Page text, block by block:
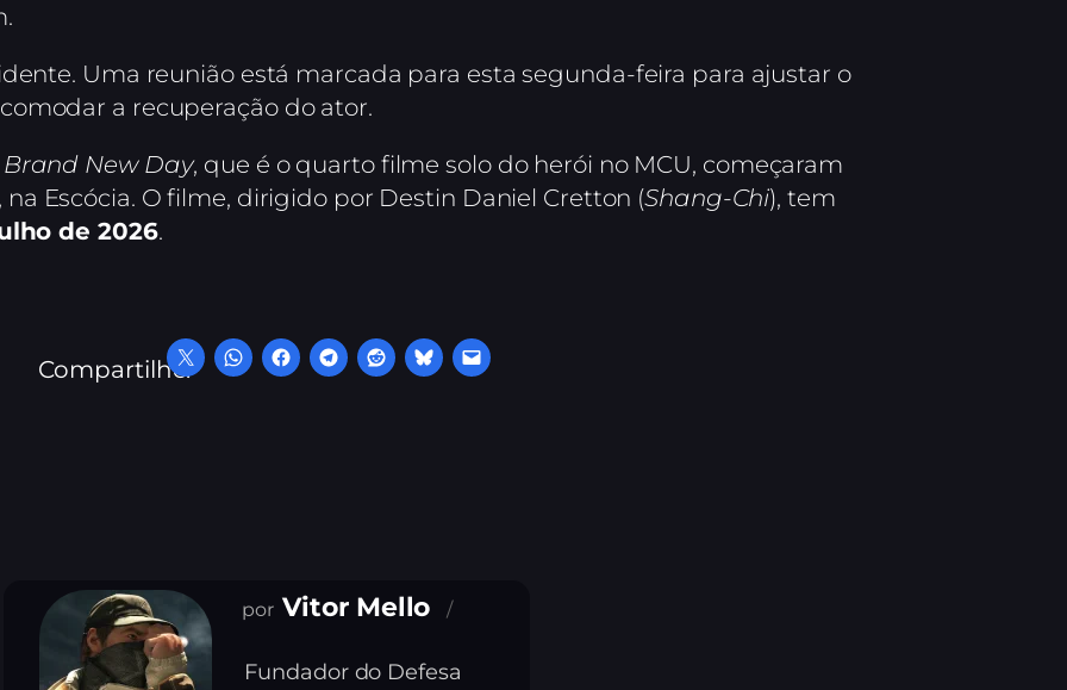
Uma reunião está marcada para esta segunda-feira para ajustar o
a recuperação do ator.
New Day, que é o quarto filme solo do herói no MCU, começaram
Escócia. O filme, dirigido por Destin Daniel Cretton (Shang-Chi), tem
de 2026.
Compartilhe:
Vitor Mello
Fundador do Defesa